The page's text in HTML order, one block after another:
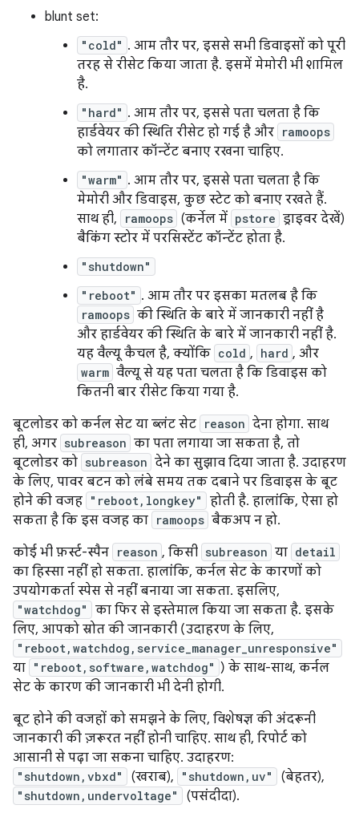
blunt set:
"cold" . आम तौर पर, इससे सभी डिवाइसों को पूरी
तरह से रीसेट किया जाता है. इसमें मेमोरी भी शामिल
है.
"hard" . आम तौर पर, इससे पता चलता है कि
हार्डवेयर की स्थिति रीसेट हो गई है और ramoops
को लगातार कॉन्टेंट बनाए रखना चाहिए.
"warm" . आम तौर पर, इससे पता चलता है कि
मेमोरी और डिवाइस, कुछ स्टेट को बनाए रखते हैं.
साथ ही,
ramoops (कर्नेल में pstore ड्राइवर देखें)
बैकिंग स्टोर में परसिस्टेंट कॉन्टेंट होता है.
"shutdown"
"reboot" . आम तौर पर इसका मतलब है कि
ramoops की स्थिति के बारे में जानकारी नहीं है
और हार्डवेयर की स्थिति के बारे में जानकारी नहीं है.
यह वैल्यू कैचल है, क्योंकि cold , hard , और
warm वैल्यू से यह पता चलता है कि डिवाइस को
कितनी बार रीसेट किया गया है.
बूटलोडर को कर्नल सेट या ब्लंट सेट reason देना होगा. साथ
ही, अगर subreason का पता लगाया जा सकता है, तो
बूटलोडर को subreason देने का सुझाव दिया जाता है. उदाहरण
के लिए, पावर बटन को लंबे समय तक दबाने पर डिवाइस के बूट
होने की वजह "reboot,longkey"
होती है. हालांकि, ऐसा हो
सकता है कि इस वजह का ramoops बैकअप न हो.
कोई भी फ़र्स्ट-स्पैन reason , किसी subreason या detail
का हिस्सा नहीं हो सकता. हालांकि, कर्नल सेट के कारणों को
उपयोगकर्ता स्पेस से नहीं बनाया जा सकता. इसलिए,
"watchdog"
का फिर से इस्तेमाल किया जा सकता है. इसके
लिए, आपको स्रोत की जानकारी (उदाहरण के लिए,
"reboot,watchdog,service_manager_unresponsive"
या "reboot,software,watchdog" ) के साथ-साथ, कर्नल
सेट के कारण की जानकारी भी देनी होगी.
बूट होने की वजहों को समझने के लिए, विशेषज्ञ की अंदरूनी
जानकारी की ज़रूरत नहीं होनी चाहिए. साथ ही, रिपोर्ट को
आसानी से पढ़ा जा सकना चाहिए. उदाहरण:
"shutdown,vbxd" (खराब), "shutdown,uv" (बेहतर),
"shutdown,undervoltage" (पसंदीदा).